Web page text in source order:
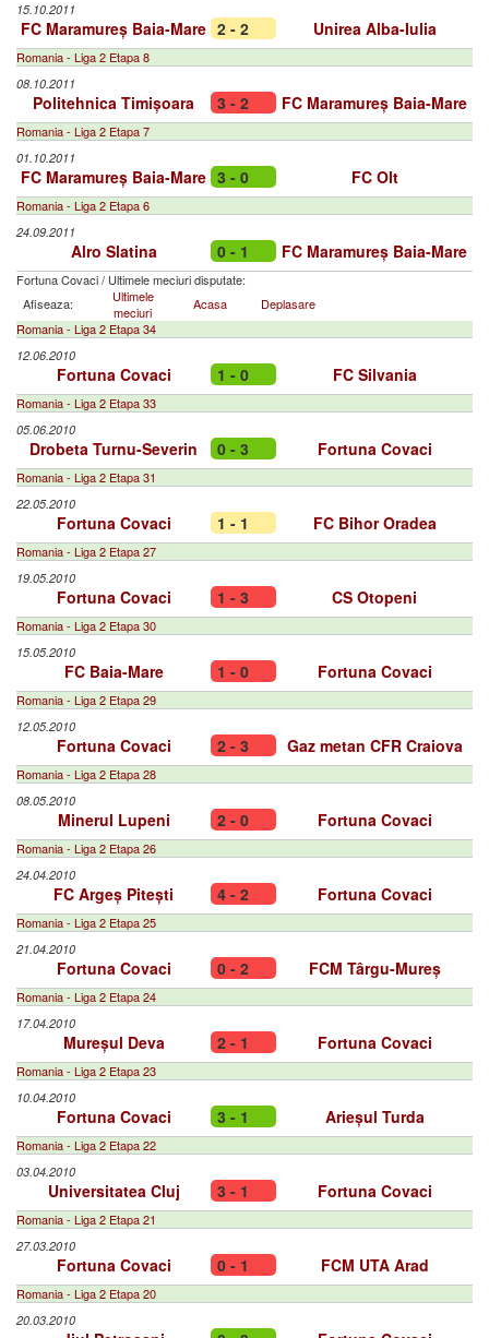
15.10.2011
FC Maramureș Baia-Mare 2 - 2 Unirea Alba-Iulia
Romania - Liga 2 Etapa 8
08.10.2011
Politehnica Timișoara 3 - 2 FC Maramureș Baia-Mare
Romania - Liga 2 Etapa 7
01.10.2011
FC Maramureș Baia-Mare 3 - 0 FC Olt
Romania - Liga 2 Etapa 6
24.09.2011
Alro Slatina 0 - 1 FC Maramureș Baia-Mare
Fortuna Covaci/ Ultimele meciuri disputate:
Afiseaza:
Ultimele
meciuri
Acasa
Deplasare
Romania - Liga 2 Etapa 34
12.06.2010
Fortuna Covaci 1 - 0 FC Silvania
Romania - Liga 2 Etapa 33
05.06.2010
Drobeta Turnu-Severin 0 - 3 Fortuna Covaci
Romania - Liga 2 Etapa 31
22.05.2010
Fortuna Covaci 1 - 1 FC Bihor Oradea
Romania - Liga 2 Etapa 27
19.05.2010
Fortuna Covaci 1 - 3 CS Otopeni
Romania - Liga 2 Etapa 30
15.05.2010
FC Baia-Mare 1 - 0 Fortuna Covaci
Romania - Liga 2 Etapa 29
12.05.2010
Fortuna Covaci 2 - 3 Gaz metan CFR Craiova
Romania - Liga 2 Etapa 28
08.05.2010
Minerul Lupeni 2 - 0 Fortuna Covaci
Romania - Liga 2 Etapa 26
24.04.2010
FC Argeș Pitești 4 - 2 Fortuna Covaci
Romania - Liga 2 Etapa 25
21.04.2010
Fortuna Covaci 0 - 2 FCM Târgu-Mureș
Romania - Liga 2 Etapa 24
17.04.2010
Mureșul Deva 2 - 1 Fortuna Covaci
Romania - Liga 2 Etapa 23
10.04.2010
Fortuna Covaci 3 - 1 Arieșul Turda
Romania - Liga 2 Etapa 22
03.04.2010
Universitatea Cluj 3 - 1 Fortuna Covaci
Romania - Liga 2 Etapa 21
27.03.2010
Fortuna Covaci 0 - 1 FCM UTA Arad
Romania - Liga 2 Etapa 20
20.03.2010